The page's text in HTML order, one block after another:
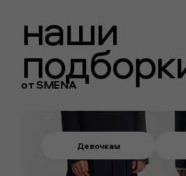
наши
отSMENA
Девочкам